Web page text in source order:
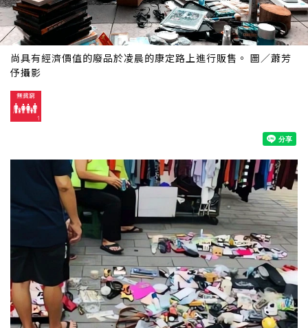
尚具有經濟價值的廢品於凌晨的康定路上進行販售。 圖／蕭芳
伃攝影